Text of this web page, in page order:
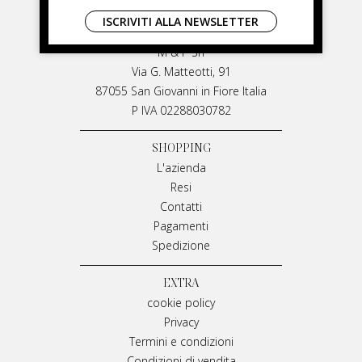
LIVIANA MIRARCHI
M & P Srl
Via G. Matteotti, 91
87055 San Giovanni in Fiore Italia
P IVA 02288030782
SHOPPING
L'azienda
Resi
Contatti
Pagamenti
Spedizione
EXTRA
cookie policy
Privacy
Termini e condizioni
ISCRIVITI ALLA NEWSLETTER